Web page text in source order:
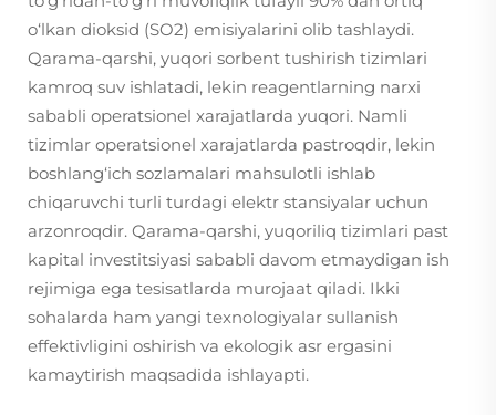
o‘lkan dioksid (SO2) emisiyalarini olib tashlaydi.
Qarama-qarshi, yuqori sorbent tushirish tizimlari
kamroq suv ishlatadi, lekin reagentlarning narxi
sababli operatsionel xarajatlarda yuqori. Namli
tizimlar operatsionel xarajatlarda pastroqdir, lekin
boshlang‘ich sozlamalari mahsulotli ishlab
chiqaruvchi turli turdagi elektr stansiyalar uchun
arzonroqdir. Qarama-qarshi, yuqoriliq tizimlari past
kapital investitsiyasi sababli davom etmaydigan ish
rejimiga ega tesisatlarda murojaat qiladi. Ikki
sohalarda ham yangi texnologiyalar sullanish
effektivligini oshirish va ekologik asr ergasini
kamaytirish maqsadida ishlayapti.